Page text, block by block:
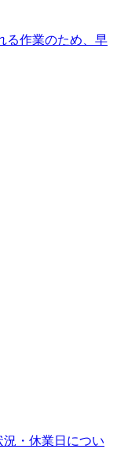
る作業のため、早
況・休業日につい